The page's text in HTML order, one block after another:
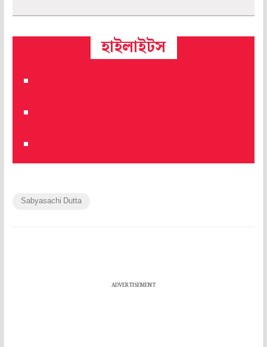
হাইলাইটস
Sabyasachi Dutta
ADVERTISEMENT